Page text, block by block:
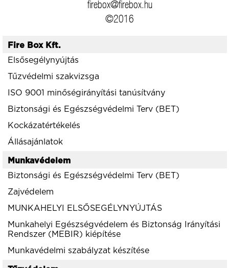
firebox@firebox.hu
©2016
Fire Box Kft.
Elsősegélynyújtás
Tűzvédelmi szakvizsga
ISO 9001 minőségirányítási tanúsítvány
Biztonsági és Egészségvédelmi Terv (BET)
Kockázatértékelés
Állásajánlatok
Munkavédelem
Biztonsági és Egészségvédelmi Terv (BET)
Zajvédelem
MUNKAHELYI ELSŐSEGÉLYNYÚJTÁS
Munkahelyi Egészségvédelem és Biztonság Irányítási
Rendszer (MEBIR) kiépítése
Munkavédelmi szabályzat készítése